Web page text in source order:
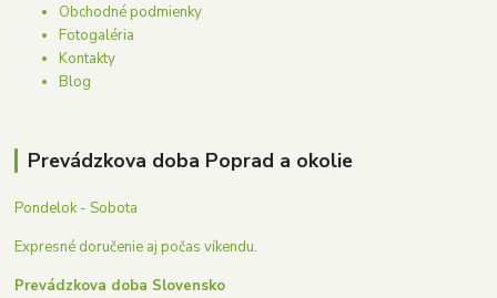
Obchodné podmienky
Fotogaléria
Kontakty
Blog
Prevádzkova doba Poprad a okolie
Pondelok - Sobota
Expresné doručenie aj počas víkendu.
Prevádzkova doba Slovensko